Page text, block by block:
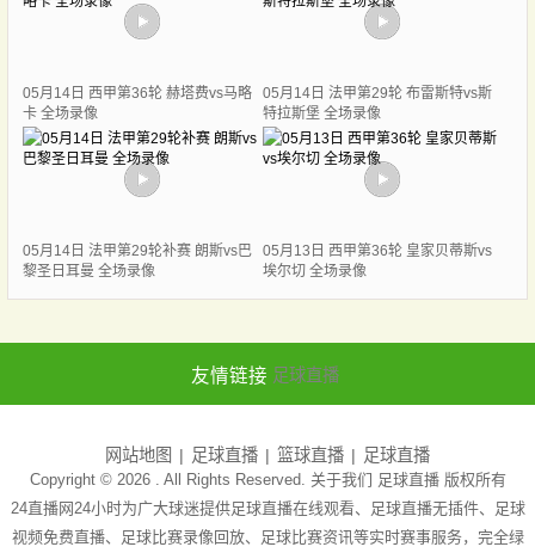
05月14日 西甲第36轮 赫塔费vs马略
卡 全场录像
05月14日 法甲第29轮 布雷斯特vs斯
特拉斯堡 全场录像
05月14日 法甲第29轮补赛 朗斯vs巴
黎圣日耳曼 全场录像
05月13日 西甲第36轮 皇家贝蒂斯vs
埃尔切 全场录像
友情链接 足球直播
网站地图 足球直播 篮球直播 足球直播
Copyright © 2026 . All Rights Reserved. 关于我们 足球直播版权所有
24直播网24小时为广大球迷提供足球直播在线观看、足球直播无插件、足球
视频免费直播、足球比赛录像回放、足球比赛资讯等实时赛事服务，完全绿